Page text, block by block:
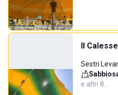
Il
Sestri
e altri 8…